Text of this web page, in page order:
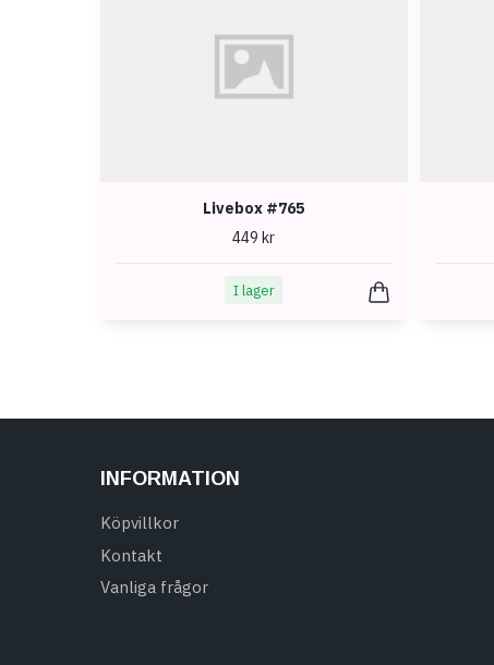
Livebox #765
449 kr
I lager
INFORMATION
Köpvillkor
Kontakt
Vanliga frågor